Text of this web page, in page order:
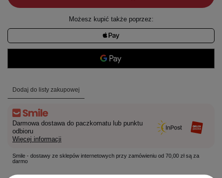
Możesz kupić także poprzez:
Dodaj do listy zakupowej
Darmowa dostawa do paczkomatu lub punktu
odbioru
Więcej informacji
Smile - dostawy ze sklepów internetowych przy zamówieniu od 70,00 zł są za
darmo